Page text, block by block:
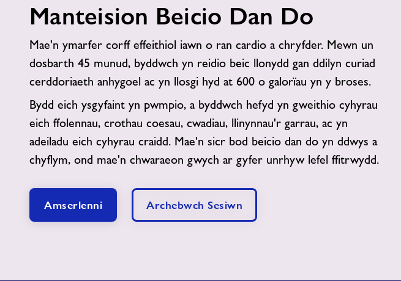
Manteision Beicio Dan Do
Mae'n ymarfer corff effeithiol iawn o ran cardio a chryfder. Mewn un
dosbarth 45 munud, byddwch yn reidio beic llonydd gan ddilyn curiad
cerddoriaeth anhygoel ac yn llosgi hyd at 600 o galorïau yn y broses.
Bydd eich ysgyfaint yn pwmpio, a byddwch hefyd yn gweithio cyhyrau
eich ffolennau, crothau coesau, cwadiau, llinynnau'r garrau, ac yn
adeiladu eich cyhyrau craidd. Mae'n sicr bod beicio dan do yn ddwys a
chyflym, ond mae'n chwaraeon gwych ar gyfer unrhyw lefel ffitrwydd.
Amserlenni Archebwch Sesiwn